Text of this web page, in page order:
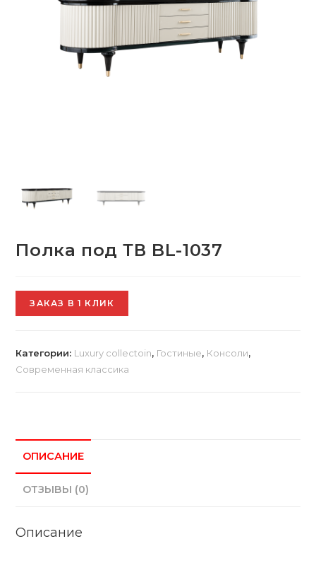
Полка под ТВ BL-1037
ЗАКАЗ В 1 КЛИК
Категории: Luxury collectoin, Гостиные, Консоли,
Современная классика
ОПИСАНИЕ
ОТЗЫВЫ (0)
Описание